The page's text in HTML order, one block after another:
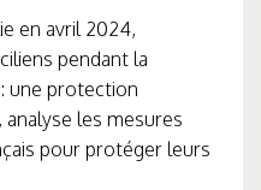
en avril 2024,
pendant la
une protection
les mesures
pour protéger leurs